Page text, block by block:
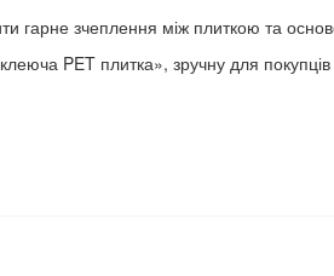
гарне зчеплення між плиткою та
PET плитка», зручну для